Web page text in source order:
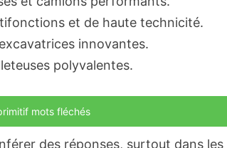
et de haute technicité.
innovantes.
polyvalentes.
mots fléchés
des réponses, surtout dans